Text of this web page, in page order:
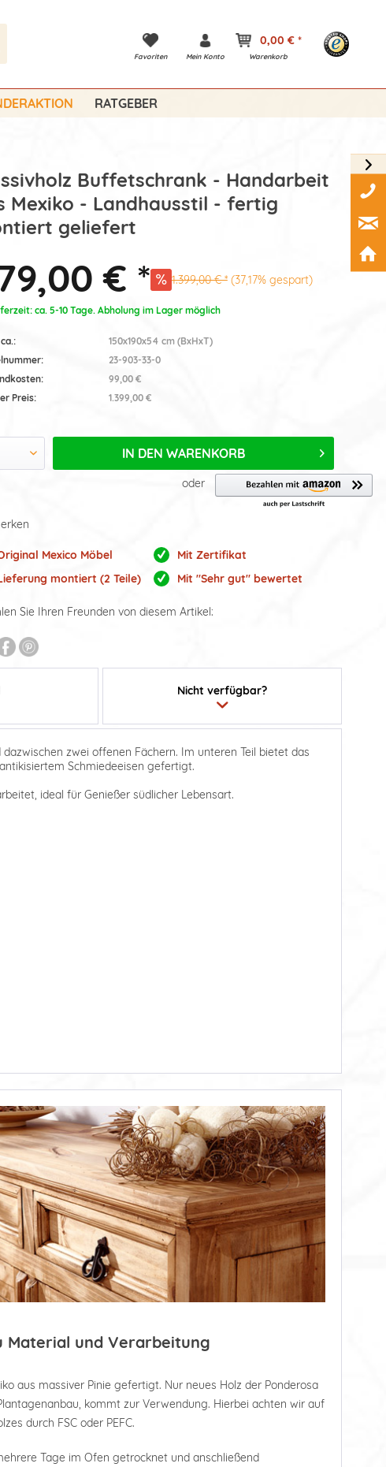
Favoriten Mein Konto
0,00 € *
Warenkorb
RATGEBER
Buffetschrank - Handarbeit
Mexiko - Landhausstil - fertig
geliefert
€ * 1.399,00 € * (37,17% gespart)
ca. 5-10 Tage. Abholung im Lager möglich
150x190x54 cm (BxHxT)
23-903-33-0
99,00 €
Preis:
1.399,00 €
IN DEN WARENKORB
oder
Mexico Möbel
Mit Zertifikat
montiert (2 Teile)
Mit "Sehr gut" bewertet
Sie Ihren Freunden von diesem Artikel:
Nicht verfügbar?
zwei offenen Fächern. Im unteren Teil bietet das
Schmiedeeisen gefertigt.
ideal für Genießer südlicher Lebensart.
Material und Verarbeitung
aus massiver Pinie gefertigt. Nur neues Holz der Ponderosa
kommt zur Verwendung. Hierbei achten wir auf
durch FSC oder PEFC.
Tage im Ofen getrocknet und anschließend